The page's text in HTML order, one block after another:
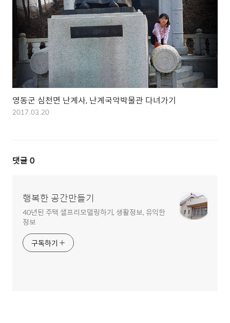
영동군 심천면 난계사, 난계국악박물관 다녀가기
2017.03.20
댓글 0
행복한 공간만들기
40년된 주택 샐프리모델링하기, 생활정보, 유익한
정보
구독하기